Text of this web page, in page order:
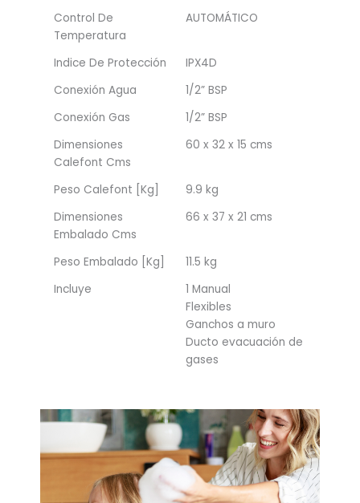
Control De
Temperatura
AUTOMÁTICO
Indice De Protección
IPX4D
Conexión Agua
1/2” BSP
Conexión Gas
1/2” BSP
Dimensiones
Calefont Cms
60 x 32 x 15 cms
Peso Calefont [Kg]
9.9 kg
Dimensiones
Embalado Cms
66 x 37 x 21 cms
Peso Embalado [Kg]
11.5 kg
Incluye
1 Manual
Flexibles
Ganchos a muro
Ducto evacuación de
gases